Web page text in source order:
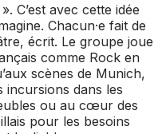
C’est avec cette idée
Chacun·e fait de
écrit. Le groupe joue
comme Rock en
scènes de Munich,
incursions dans les
ou au cœur des
pour les besoins